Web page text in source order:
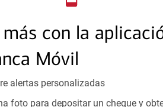
con la
Móvil
alertas personalizadas
foto para depositar un cheque y
Explore
Productos y
Ofrecemos una amplia gama de